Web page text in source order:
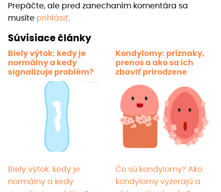
na
Prepáčte, ale pred zanechaním komentára sa
musíte prihlásiť
Súvisiace články
Biely výtok: kedy je
normálny a kedy
signalizuje problém?
Biely výtok: kedy je
normálny a kedy
Kondylomy: príznaky,
prenos a ako sa ich
zbaviť prirodzene
Čo sú kondylomy? Ako
kondylomy vyzerajú a